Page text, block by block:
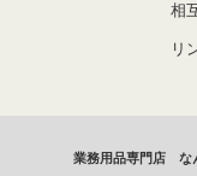
相
リ
業務用品専門店